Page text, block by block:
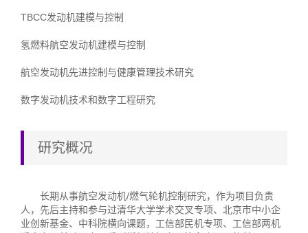
TBCC发动机建模与控制
氢燃料航空发动机建模与控制
航空发动机先进控制与健康管理技术研究
数字发动机技术和数字工程研究
研究概况
长期从事航空发动机/燃气轮机控制研究，作为项目负责
人，先后主持和参与过清华大学学术交叉专项、北京市中小企
业创新基金、中科院横向课题，工信部民机专项、工信部两机